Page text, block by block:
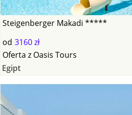
Steigenberger Makadi *****
od 3160 zł
Oferta z Oasis Tours
Egipt